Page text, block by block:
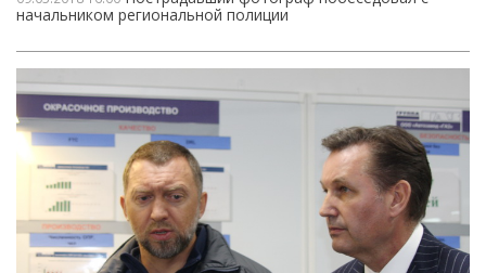
начальником региональной полиции